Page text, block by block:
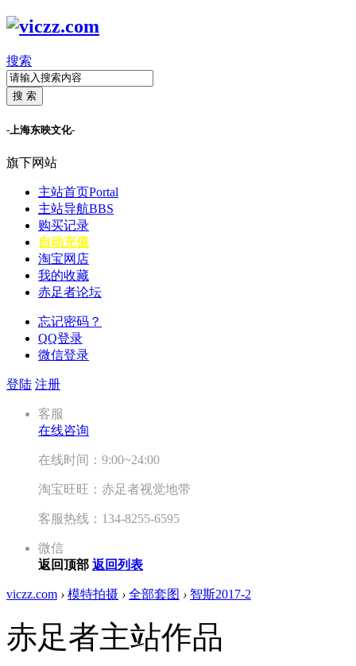
搜索
搜 索
-上海东映文化-
旗下网站
主站首页Portal
主站导航BBS
购买记录
自动充值
淘宝网店
我的收藏
赤足者论坛
忘记密码？
QQ登录
微信登录
登陆 注册
客服
在线咨询
在线时间：9:00~24:00
淘宝旺旺：赤足者视觉地带
客服热线：134-8255-6595
微信
返回顶部 返回列表
viczz.com › 模特拍摄 › 全部套图 › 智斯2017-2
赤足者主站作品